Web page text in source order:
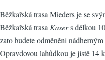
Běžkařská trasa Mieders je se
Běžkařská trasa Kasers délkou
zato budete odměněni
Opravdovou lahůdkou je jistě 14